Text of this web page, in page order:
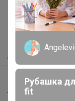
Как здесь все
Как сделать
Как получить?
Доставка
Шоурумы
Торговые марки
Рубашка
fit